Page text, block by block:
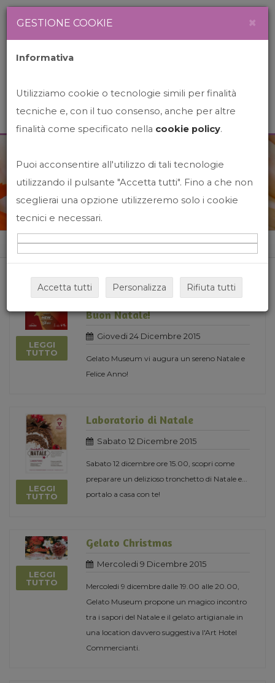
News&Events
Home News&events
21 risultati per2015
LEGGI
TUTTO
Buon Natale!
Giovedi 24 Dicembre 2015
Gelato Museum vi augura un sereno Natale e
Felice Anno!
LEGGI
TUTTO
Laboratorio di Natale
Sabato 12 Dicembre 2015
Sabato 12 dicembre ore 15.00, scopri come
preparare un delizioso tronchetto di Natale e...
portalo a casa con te!
LEGGI
TUTTO
Gelato Christmas
Mercoledi 9 Dicembre 2015
Mercoledi 9 dicembre dalle 19.00 alle 20.00,
Gelato Museum propone un magico incontro
tra i sapori del Natale e il gelato artigianale in
una location davvero suggestiva l'Art Hotel
Commercianti.
GESTIONE COOKIE ×
Informativa
Utilizziamo cookie o tecnologie simili per finalità
tecniche e, con il tuo consenso, anche per altre
finalità come specificato nella cookie policy.
Puoi acconsentire all'utilizzo di tali tecnologie
utilizzando il pulsante "Accetta tutti". Fino a che non
sceglierai una opzione utilizzeremo solo i cookie
tecnici e necessari.
Accetta tutti Personalizza Rifiuta tutti